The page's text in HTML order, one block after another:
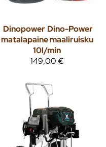
Dinopower Dino-Power
matalapaine maaliruisku
10l/min
149,00 €